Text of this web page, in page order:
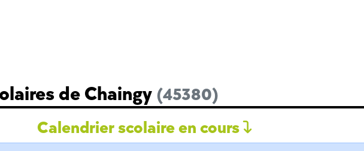
de Chaingy (45380)
Calendrier scolaire en cours